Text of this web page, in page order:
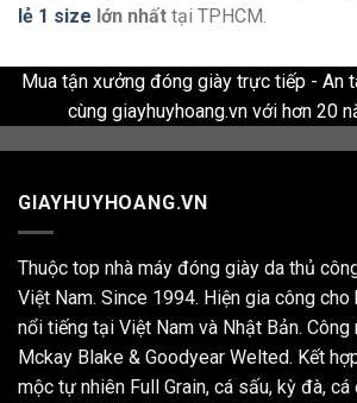
lẻ 1 size lớn nhất tại TPHCM.
Mua tận xưởng đóng giày trực tiếp - An
cùng giayhuyhoang.vn với hơn 20
GIAYHUYHOANG.VN
Thuộc top nhà máy đóng giày da thủ
Việt Nam. Since 1994. Hiện gia công
nổi tiếng tại Việt Nam và Nhật Bản. Công
Mckay Blake & Goodyear Welted. Kết
mộc tự nhiên Full Grain, cá sấu, kỳ đà,